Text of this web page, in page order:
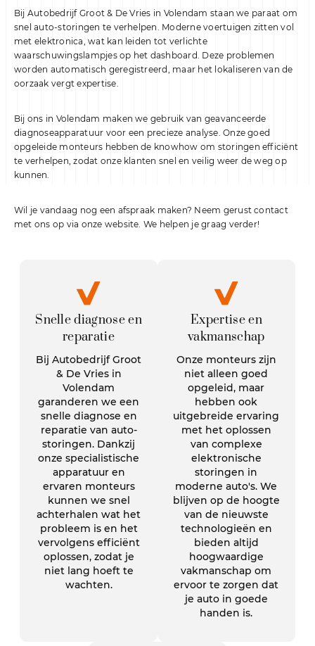
Bij Autobedrijf Groot & De Vries in Volendam staan we paraat om
snel auto-storingen te verhelpen. Moderne voertuigen zitten vol
met elektronica, wat kan leiden tot verlichte
waarschuwingslampjes op het dashboard. Deze problemen
worden automatisch geregistreerd, maar het lokaliseren van de
oorzaak vergt expertise.
Bij ons in Volendam maken we gebruik van geavanceerde
diagnoseapparatuur voor een precieze analyse. Onze goed
opgeleide monteurs hebben de knowhow om storingen efficiënt
te verhelpen, zodat onze klanten snel en veilig weer de weg op
kunnen.
Wil je vandaag nog een afspraak maken? Neem gerust contact
met ons op via onze website. We helpen je graag verder!
Snelle diagnose en
reparatie
Bij Autobedrijf Groot
& De Vries in
Volendam
garanderen we een
snelle diagnose en
reparatie van auto-
storingen. Dankzij
onze specialistische
apparatuur en
ervaren monteurs
kunnen we snel
achterhalen wat het
probleem is en het
vervolgens efficiënt
oplossen, zodat je
niet lang hoeft te
wachten.
Expertise en
vakmanschap
Onze monteurs zijn
niet alleen goed
opgeleid, maar
hebben ook
uitgebreide ervaring
met het oplossen
van complexe
elektronische
storingen in
moderne auto's. We
blijven op de hoogte
van de nieuwste
technologieën en
bieden altijd
hoogwaardige
vakmanschap om
ervoor te zorgen dat
je auto in goede
handen is.